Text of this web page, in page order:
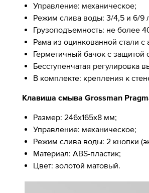
Управление: механическое;
Режим слива воды: 3/4,5 и 6/9
Грузоподъемность: не более
Рама из оцинкованной стали
Герметичный бачок с защитой
Бесступенчатая регулировка
В комплекте: крепления к
Клавиша смыва Grossman
Размер: 246х165х8 мм;
Управление: механическое;
Режим слива воды: 2 кнопки
Материал: ABS-пластик;
Цвет: золотой матовый.